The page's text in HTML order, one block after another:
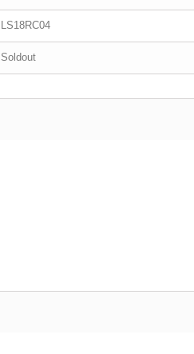
LS18RC04
Soldout